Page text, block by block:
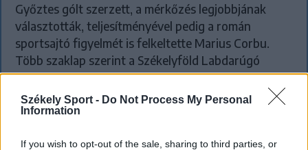
Székely Sport - Do Not Process My Personal
Information
If you wish to opt-out of the sale, sharing to third parties, or
Győztes gólt szerzett, a mérkőzés legjobbjának
választották, teljesítményével pedig a román
sportsajtó figyelmét is felkeltette Marius Corbu.
Több szaklap szerint a Székelyföld Labdarúgó
Akadémia neveltje már megérdemelné a román
válogatott meghívóját.